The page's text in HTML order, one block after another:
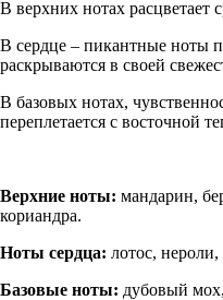
В верхних нотах расцветает
В сердце – пикантные ноты
раскрываются в своей
В базовых нотах,
переплетается с восточной
Верхние ноты: мандарин,
кориандра.
Ноты сердца: лотос,
Базовые ноты: дубовый